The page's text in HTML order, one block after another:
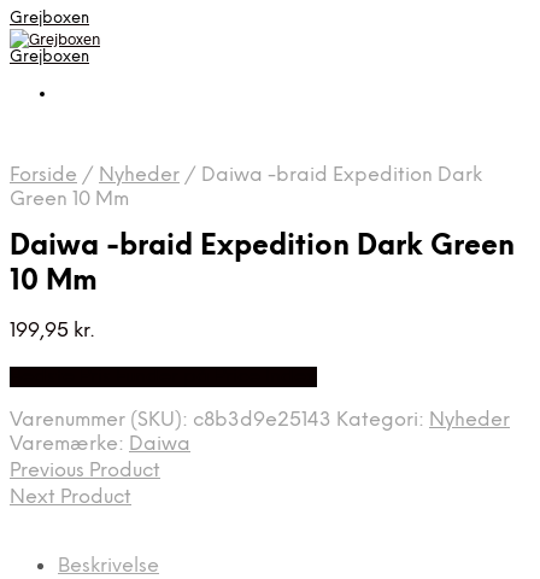
Grejboxen
Grejboxen
Forside / Nyheder / Daiwa -braid Expedition Dark
Green 10 Mm
Daiwa -braid Expedition Dark Green
10 Mm
199,95 kr.
Varenummer (SKU): c8b3d9e25143 Kategori: Nyheder
Varemærke: Daiwa
Previous Product
Next Product
Beskrivelse